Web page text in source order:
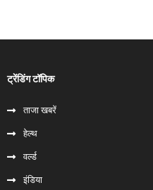
ट्रेंडिंग टॉपिक
ताजा खबरें
हेल्‍थ
वर्ल्ड
इंडिया